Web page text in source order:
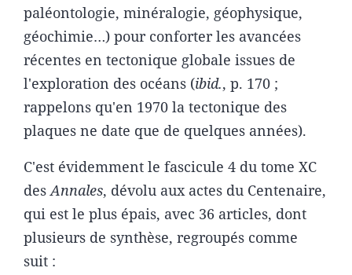
paléontologie, minéralogie, géophysique,
géochimie…) pour conforter les avancées
récentes en tectonique globale issues de
l'exploration des océans (ibid., p. 170 ;
rappelons qu'en 1970 la tectonique des
plaques ne date que de quelques années).
C'est évidemment le fascicule 4 du tome XC
desAnnales, dévolu aux actes du Centenaire,
qui est le plus épais, avec 36 articles, dont
plusieurs de synthèse, regroupés comme
suit :